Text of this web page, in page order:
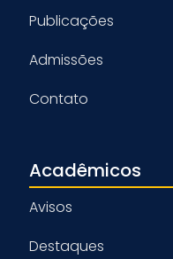
Publicações
Admissões
Contato
Acadêmicos
Avisos
Destaques